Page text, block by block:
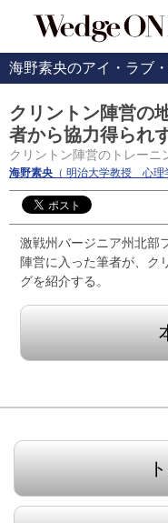
海野素央のアイ・ラブ
クリントン陣営の
者から協力得られ
クリントン陣営のトレーニ
海野素央 （ 明治大学教授 心理
激戦州バージニア州北部
陣営に入った筆者が、ク
グを紹介する。